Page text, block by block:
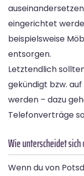
eingerichtet
beispielsweise
entsorgen.
Letztendlich
gekündigt bzw.
werden – dazu
Telefonverträge
Wie unterscheidet sich
Wenn du von